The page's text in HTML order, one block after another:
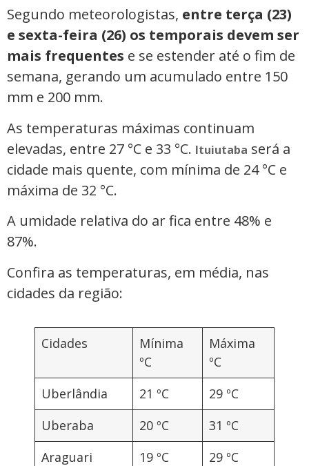
Segundo meteorologistas, entre terça (23)
e sexta-feira (26) os temporais devem ser
mais frequentes e se estender até o fim de
semana, gerando um acumulado entre 150
mm e 200 mm.
As temperaturas máximas continuam
elevadas, entre 27 °C e 33 °C. Ituiutaba será a
cidade mais quente, com mínima de 24 °C e
máxima de 32 °C.
A umidade relativa do ar fica entre 48% e
87%.
Confira as temperaturas, em média, nas
cidades da região:
Cidades
Mínima
ºC
Máxima
ºC
Uberlândia
21 ºC
29 ºC
Uberaba
20 ºC
31 ºC
Araguari
19 ºC
29 ºC